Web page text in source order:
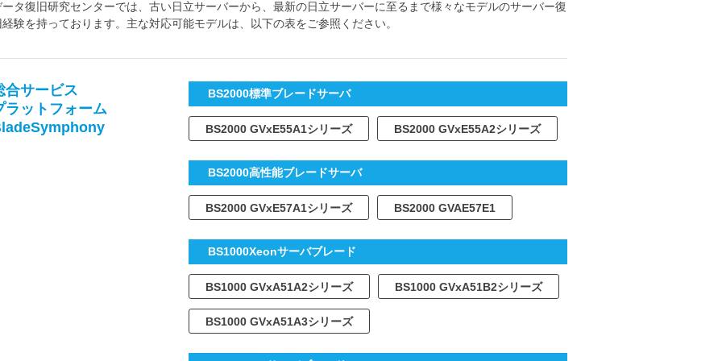
ータ復旧研究センターでは、古い日立サーバーから、最新の日立サーバーに至るまで様々なモデルのサーバー復
経験を持っております。主な対応可能モデルは、以下の表をご参照ください。
合サービス
ラットフォーム
BS2000標準ブレードサーバ
BS2000 GVxE55A1シリーズ BS2000 GVxE55A2シリーズ
BS2000高性能ブレードサーバ
BS2000 GVxE57A1シリーズ BS2000 GVAE57E1
BS1000Xeonサーバブレード
BS1000 GVxA51A2シリーズ BS1000 GVxA51B2シリーズ
BS1000 GVxA51A3シリーズ